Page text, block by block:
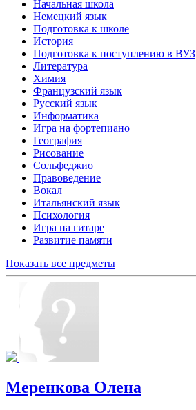
Начальная школа
Немецкий язык
Подготовка к школе
История
Подготовка к поступлению в ВУЗ
Литература
Химия
Французский язык
Русский язык
Информатика
Игра на фортепиано
География
Рисование
Сольфеджио
Правоведение
Вокал
Итальянский язык
Психология
Игра на гитаре
Развитие памяти
Показать все предметы
Меренкова Олена